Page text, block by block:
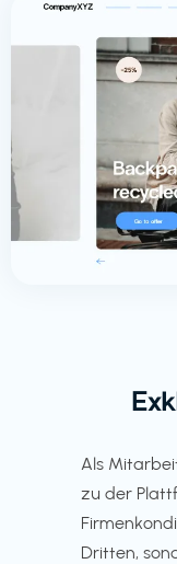
Als
zu der
Dritten,